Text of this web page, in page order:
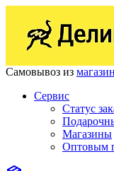
Самовывоз из
Сервис
Статус
Магазины
Оптовым